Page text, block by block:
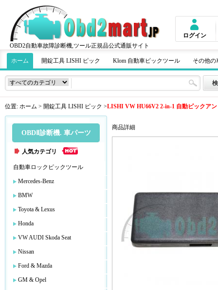
OBD2自動車故障診断機,ツール正規品公式通販サイト
ログイン
ホーム 開錠工具 LISHI ピック Klom 自動車ピックツール その他の
位置: ホーム > 開錠工具 LISHI ピック >LISHI VW HU66V2 2-in-1 自動ピックア
OBDⅡ診断機. 車パーツ
人気カテゴリ
自動車ロックピックツール
Mercedes-Benz
BMW
Toyota & Lexus
Honda
VW AUDI Skoda Seat
Nissan
Ford & Mazda
GM & Opel
商品詳細